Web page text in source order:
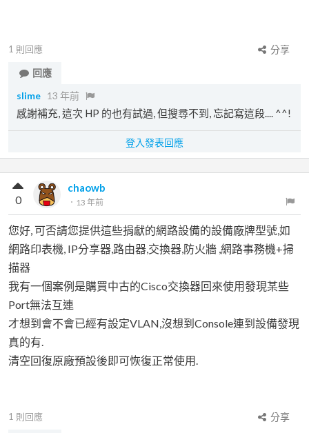
1 則回應
分享
回應
slime 13 年前
感謝補充, 這次 HP 的也有試過, 但搜尋不到, 忘記寫這段.... ^^!
登入發表回應
chaowb
． 13 年前
0
您好, 可否請您提供這些捐獻的網路設備的設備廠牌型號,如
網路印表機, IP分享器,路由器,交換器,防火牆 ,網路事務機+掃
描器
我有一個案例是購買中古的Cisco交換器回來使用發現某些
Port無法互連
才想到會不會已經有設定VLAN,沒想到Console連到設備發現
真的有.
清空回復原廠預設後即可恢復正常使用.
1 則回應
分享